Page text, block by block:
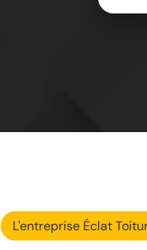
L'entreprise Éclat